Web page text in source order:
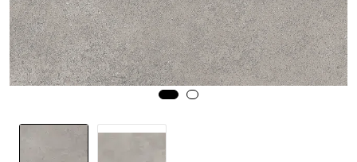
Favoritter (0)